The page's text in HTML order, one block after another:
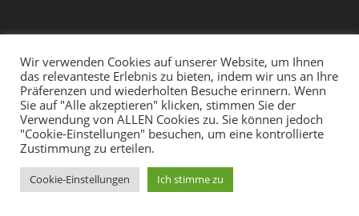
Facebook Instagram Youtube Weiteres Impressum
Wir verwenden Cookies auf unserer Website, um Ihnen
das relevanteste Erlebnis zu bieten, indem wir uns an Ihre
Präferenzen und wiederholten Besuche erinnern. Wenn
Sie auf "Alle akzeptieren" klicken, stimmen Sie der
Verwendung von ALLEN Cookies zu. Sie können jedoch
"Cookie-Einstellungen" besuchen, um eine kontrollierte
Zustimmung zu erteilen.
Cookie-Einstellungen Ich stimme zu